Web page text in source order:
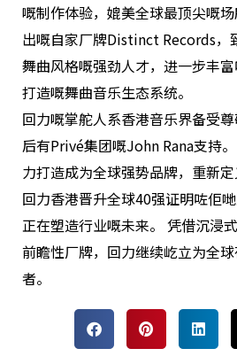
嘅制作体验，媲美全球最顶尖嘅
出嘅自家厂牌Distinct Records，
舞曲风格嘅强劲人才，进一步丰
打造嘅舞曲音乐生态系统。
回力嘅掌舵人系香港音乐界备受
后有Privé集团嘅John Rana支持
力打造成为全球强势品牌，重新定
回力香港晋升全球40强证明咗佢
正在塑造行业嘅未来。 凭借沉浸
前瞻性厂牌，回力继续屹立为全
者。